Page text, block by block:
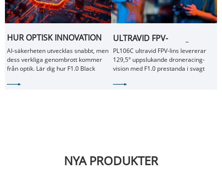
HUR OPTISK INNOVATION
DRIVER AI-
SÄKERHETSREVOLUTIONEN
AI-säkerheten utvecklas snabbt, men
dess verkliga genombrott kommer
från optik. Lär dig hur F1.0 Black
generations intelligenta
ULTRAVID FPV-
KAMERAOBJEKTIV FÖR
UPPSLUKANDE
DRONERACINGUPPLEVELSE
PL106C ultravid FPV-lins levererar
129,5° uppslukande droneracing-
vision med F1.0 prestanda i svagt
avbildning för höghastighets FPV-
NYA PRODUKTER